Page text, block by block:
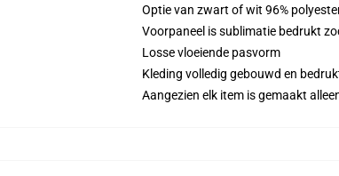
Optie van zwart of wit 96%
Voorpaneel is sublimatie bedrukt
Losse vloeiende pasvorm
Kleding volledig gebouwd en
Aangezien elk item is gemaakt